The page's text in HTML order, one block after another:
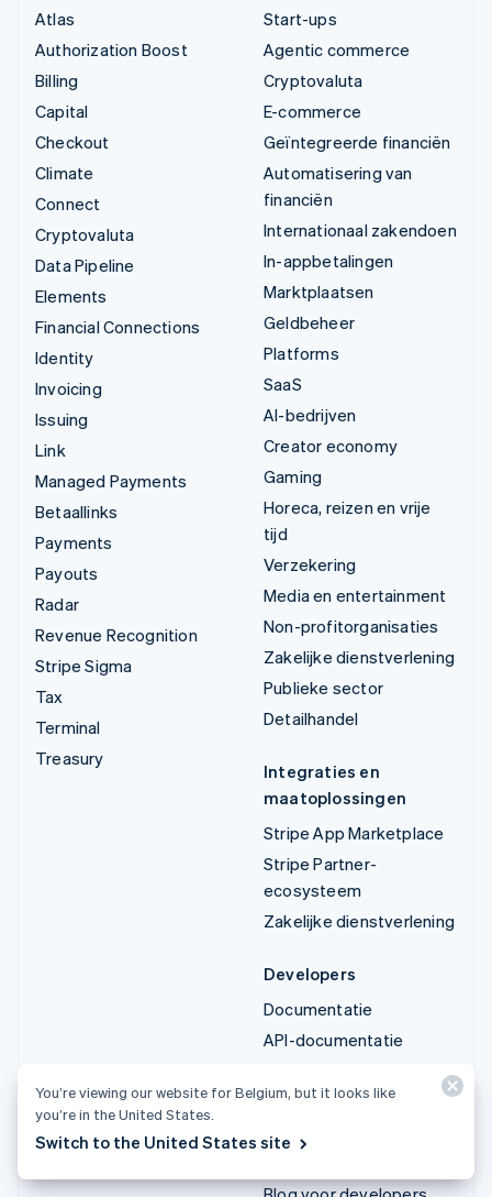
Atlas
Authorization Boost
Billing
Capital
Checkout
Climate
Connect
Cryptovaluta
Data Pipeline
Elements
Financial Connections
Identity
Invoicing
Issuing
Link
Managed Payments
Betaallinks
Payments
Payouts
Radar
Revenue Recognition
Stripe Sigma
Tax
Terminal
Treasury
Start-ups
Agentic commerce
Cryptovaluta
E-commerce
Geïntegreerde financiën
Automatisering van
financiën
Internationaal zakendoen
In-appbetalingen
Marktplaatsen
Geldbeheer
Platforms
SaaS
AI-bedrijven
Creator economy
Gaming
Horeca, reizen en vrije
tijd
Verzekering
Media en entertainment
Non-profitorganisaties
Zakelijke dienstverlening
Publieke sector
Detailhandel
Integraties en
maatoplossingen
Stripe App Marketplace
Stripe Partner-
ecosysteem
Zakelijke dienstverlening
Developers
Documentatie
API-documentatie
API-wijzigingslogboek
Bibliotheken en SDK's
You’re viewing our website for Belgium, but it looks like
you’re in the United States.
Switch to the United States site